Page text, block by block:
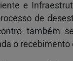
e
de
também
o